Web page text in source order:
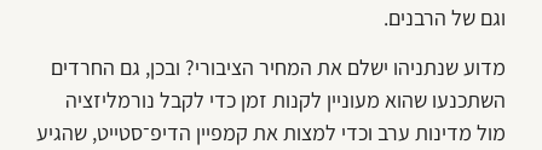
וגם של הרבנים.
מדוע שנתניהו ישלם את המחיר הציבורי? ובכן, גם החרדים
השתכנעו שהוא מעוניין לקנות זמן כדי לקבל נורמליזציה
מול מדינות ערב וכדי למצות את קמפיין הדיפ־סטייט, שהגיע